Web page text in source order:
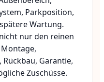
Parkposition,
Wartung.
nur den reinen
Garantie,
Zuschüsse.